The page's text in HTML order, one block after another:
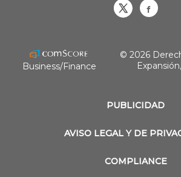
PUBLICIDAD
AVISO LEGAL Y DE
COMPLIANCE
Business/Finance
© 2026